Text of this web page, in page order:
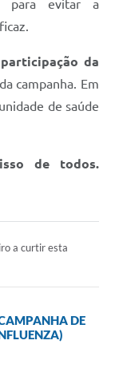
para evitar a
da
campanha. Em
de saúde
de todos.
a curtir esta
DE